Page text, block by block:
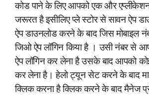
कोड पाने के लिए आपको एक और
जरूरत है इसीलिए प्ले स्टोर से सावन ऐप
ऐप डाउनलोड करने के बाद जिस मोबाइल
जिओ ऐप लॉगिन किया है । उसी नंबर से
ऐप लॉगिन कर लेना है उसके बाद आपको
कर लेना है। हेलो ट्यून सेट करने के बाद
क्लिक करना है क्लिक करने के बाद मैनेज